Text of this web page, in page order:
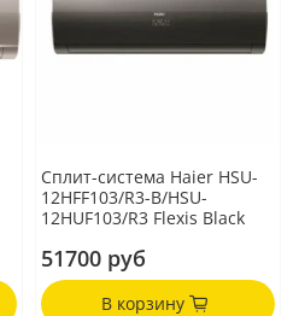
Сплит-система Haier HSU-
12HFF103/R3-B/HSU-
12HUF103/R3 Flexis Black
51700 руб
В корзину